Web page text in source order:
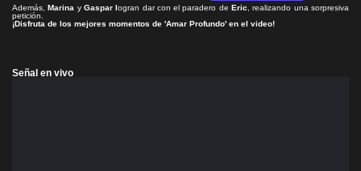
Además, Marina yGaspar logran dar con el paradero de Eric
, realizando una sorpresiva
petición.
¡Disfruta de los mejores momentos de 'Amar Profundo' en el video!
Señal en vivo